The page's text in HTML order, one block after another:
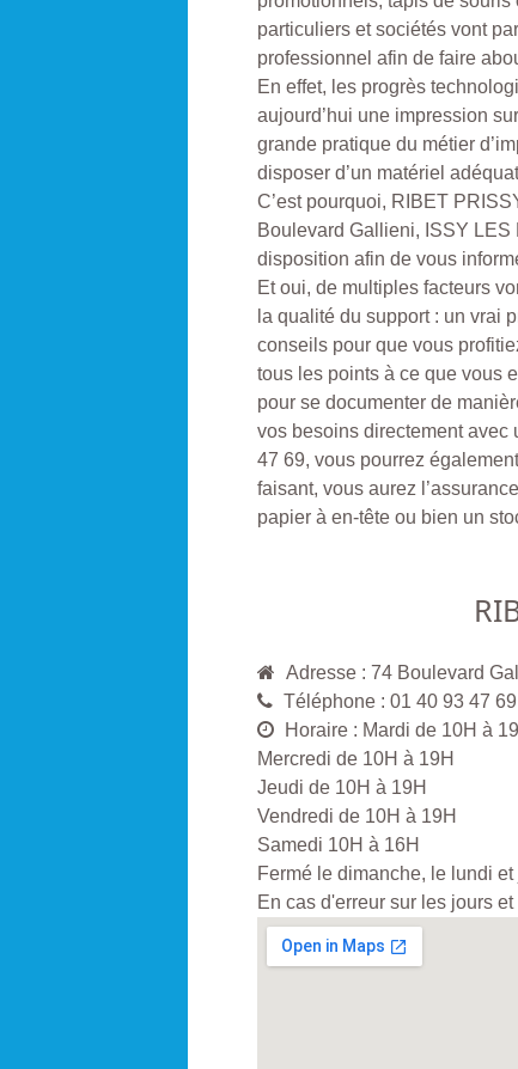
particuliers et sociétés vont
professionnel afin de faire
En effet, les progrès
aujourd’hui une impression
grande pratique du métier
disposer d’un matériel
C’est pourquoi, RIBET
Boulevard Gallieni, ISSY
disposition afin de vous
Et oui, de multiples facteurs
la qualité du support : un vrai
conseils pour que vous
tous les points à ce que vous
pour se documenter de
vos besoins directement avec
47 69, vous pourrez
faisant, vous aurez
papier à en-tête ou bien un
Adresse : 74 Boulevard
Téléphone : 01 40 93 47 69
Horaire : Mardi de 10H à
Mercredi de 10H à 19H
Jeudi de 10H à 19H
Vendredi de 10H à 19H
Samedi 10H à 16H
Fermé le dimanche, le lundi
En cas d'erreur sur les jours